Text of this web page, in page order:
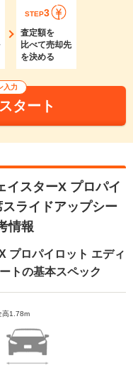
STEP3
査定額を
比べて売却先
を決める
入力
タート
イスターX プロパイ
ライドアップシー
情報
プロパイロット エディ
トの基本スペック
高1.78m